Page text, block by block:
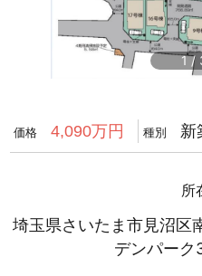
1/
価格 4,090万円 種別 新
所
埼玉県さいたま市見沼
デンパー